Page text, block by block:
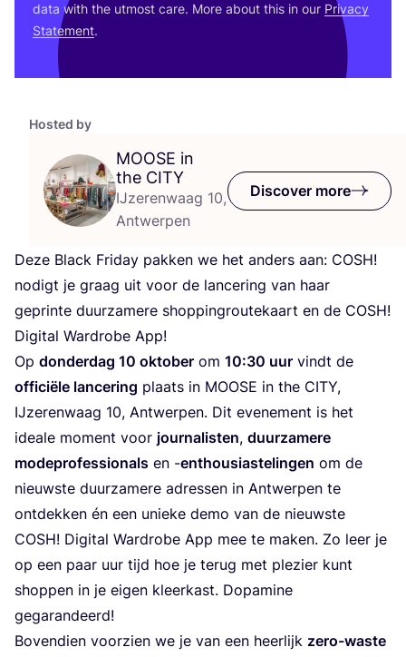
Hosted by
MOOSE in
the CITY
IJzerenwaag 10,
Antwerpen
Discover more
Deze Black Friday pakken we het anders aan: COSH!
nodigt je graag uit voor de lancering van haar
geprinte duurzamere shoppingroutekaart en de COSH!
Digital Wardrobe App!
Op don­der­dag 10 okto­ber om 10:30 uur vindt de
offi­ci­ë­le lan­ce­ring plaats in MOOSE in the CITY,
IJzerenwaag 10, Antwerpen. Dit evenement is het
ideale moment voor journalisten, duurzamere
modeprofessionals en -enthousiastelingen om de
nieuwste duurzamere adressen in Antwerpen te
ontdekken én een unieke demo van de nieuwste
COSH! Digital Wardrobe App mee te maken. Zo leer je
op een paar uur tijd hoe je terug met plezier kunt
shoppen in je eigen kleerkast. Dopamine
gegarandeerd!
Bovendien voorzien we je van een heerlijk zero-waste
data with the utmost care. More about this in our Privacy
Statement.